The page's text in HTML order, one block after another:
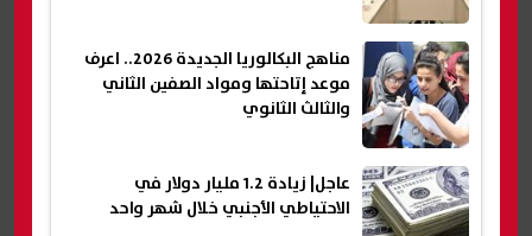
مناهج البكالوريا الجديدة 2026.. اعرف
موعد إتاحتها ومواد الصفين الثاني
والثالث الثانوي
عاجل| زيادة 1.2 مليار دولار في
الاحتياطي الأجنبي خلال شهر واحد